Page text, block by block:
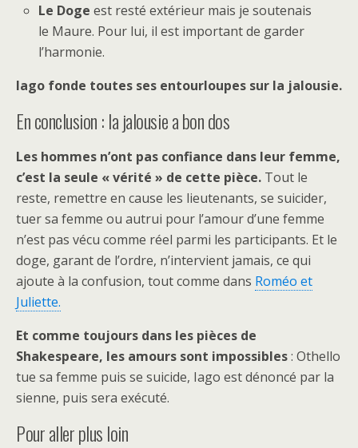
Le Doge est resté extérieur mais je soutenais
le Maure. Pour lui, il est important de garder
l’harmonie.
Iago fonde toutes ses entourloupes sur la jalousie.
En conclusion : la jalousie a bon dos
Les hommes n’ont pas confiance dans leur femme,
c’est la seule « vérité » de cette pièce. Tout le
reste, remettre en cause les lieutenants, se suicider,
tuer sa femme ou autrui pour l’amour d’une femme
n’est pas vécu comme réel parmi les participants. Et le
doge, garant de l’ordre, n’intervient jamais, ce qui
ajoute à la confusion, tout comme dans Roméo et
Juliette.
Et comme toujours dans les pièces de
Shakespeare, les amours sont impossibles: Othello
tue sa femme puis se suicide, Iago est dénoncé par la
sienne, puis sera exécuté.
Pour aller plus loin